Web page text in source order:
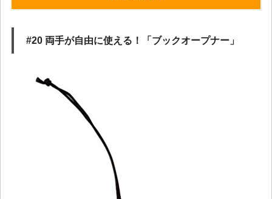
#20 両手が自由に使える！「ブックオープナー」